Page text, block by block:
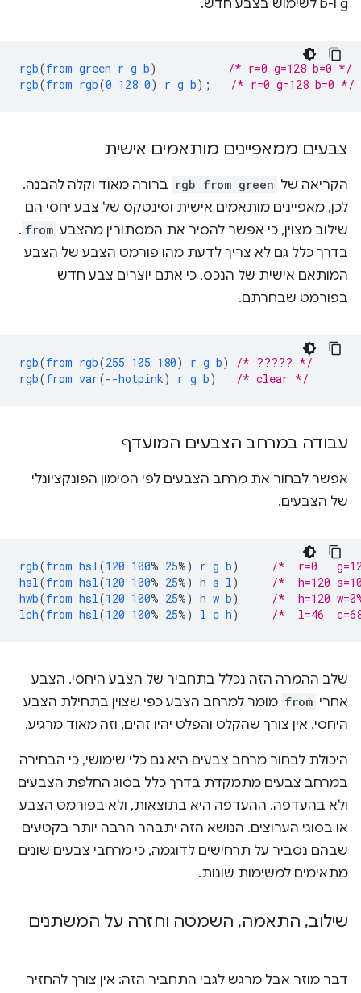
g ו-b לשימוש בצבע חדש.
rgb(from green r g b)
/* r=0 g=128 b=0 */
rgb(from rgb(0 128 0) r g b); /* r=0 g=128 b=0 */
צבעים ממאפיינים מותאמים אישית
הקריאה של rgb from green ברורה מאוד וקלה להבנה.
לכן, מאפיינים מותאמים אישית וסינטקס של צבע יחסי הם
שילוב מצוין, כי אפשר להסיר את המסתורין מהצבע from
.
בדרך כלל גם לא צריך לדעת מהו פורמט הצבע של הצבע
המותאם אישית של הנכס, כי אתם יוצרים צבע חדש
בפורמט שבחרתם.
rgb(from rgb(255 105 180) r g b)
/* ????? */
rgb(from var(--hotpink) r g b) /* clear */
עבודה במרחב הצבעים המועדף
אפשר לבחור את מרחב הצבעים לפי הסימון הפונקציונלי
של הצבעים.
rgb(from hsl (120 100% 25%) r g b)
/*  r=0
hsl (from hsl (120 100% 25%) h s l )
/*  h=120
hwb(from hsl (120 100% 25%) h w b)
/*  h=120
lch(from hsl (120 100% 25%) l c h) /*  l=46
שלב ההמרה הזה נכלל בתחביר של הצבע היחסי. הצבע
אחרי from מומר למרחב הצבע כפי שצוין בתחילת הצבע
היחסי. אין צורך שהקלט והפלט יהיו זהים, וזה מאוד מרגיע.
היכולת לבחור מרחב צבעים היא גם כלי שימושי, כי הבחירה
במרחב צבעים מתמקדת בדרך כלל בסוג החלפת הצבעים
ולא בהעדפה. ההעדפה היא בתוצאות, ולא בפורמט הצבע
או בסוגי הערוצים. הנושא הזה יתבהר הרבה יותר בקטעים
שבהם נסביר על תרחישים לדוגמה, כי מרחבי צבעים שונים
מתאימים למשימות שונות.
שילוב, התאמה, השמטה וחזרה על המשתנים
דבר מוזר אבל מרגש לגבי התחביר הזה: אין צורך להחזיר